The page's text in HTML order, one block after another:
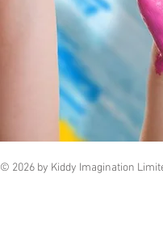
© 2026 by Kiddy Imagination